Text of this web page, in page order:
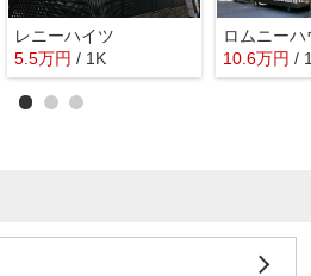
レニーハイツ
5.5万円 / 1K
ロムニーハ
10.6万円 /